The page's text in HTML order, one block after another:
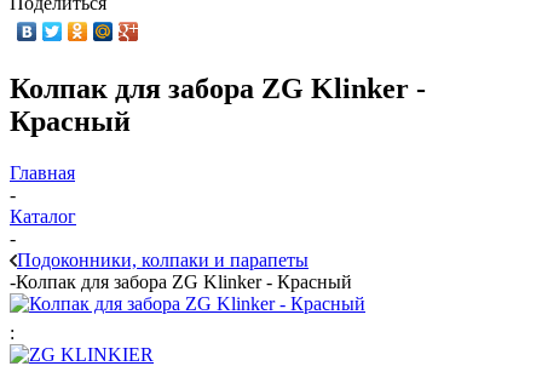
Колпак для забора ZG Klinker -
Красный
Главная
-
Каталог
-
Подоконники, колпаки и парапеты
-Колпак для забора ZG Klinker - Красный
: